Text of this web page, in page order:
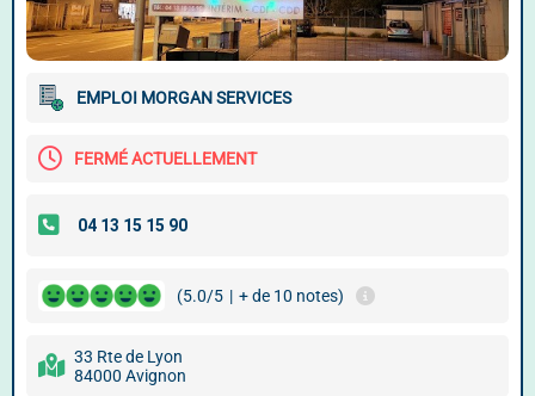
EMPLOI MORGAN SERVICES
FERMÉ ACTUELLEMENT
(5.0/5 | + de 10 notes)
33 Rte de Lyon
84000 Avignon